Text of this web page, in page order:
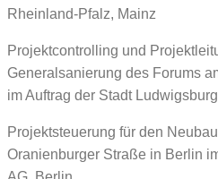
Rheinland-Pfalz, Mainz
Projektcontrolling und
Generalsanierung des Forums
im Auftrag der Stadt Ludwigsburg
Projektsteuerung für den
Oranienburger Straße in Berlin